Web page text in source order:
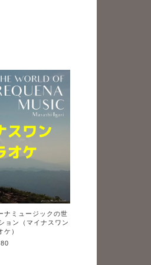
ナミュージックの世
ョン（マイナスワン
ケ）